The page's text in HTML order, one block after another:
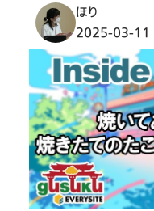
ほり
2025-03-11